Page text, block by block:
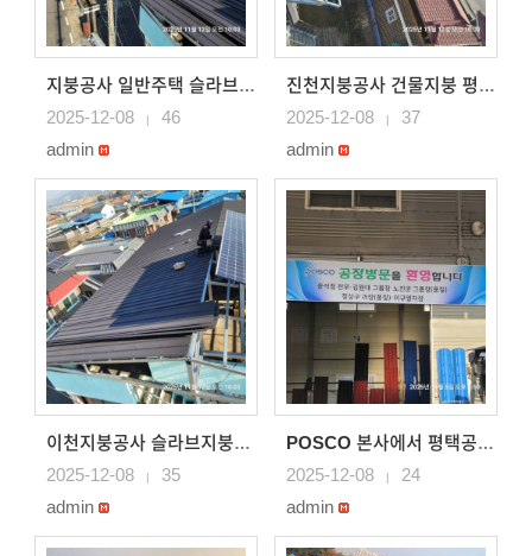
지붕공사 일반주택 슬라브지붕 포스코칼라강판 정품으로 시공
2025-12-08 |
46
admin
진천지붕공사 건물지붕 평기와골칼라강판으로 지붕시공 박공부분..
2025-12-08 |
37
admin
이천지붕공사 슬라브지붕에 쇠각목으로 거푸집작성후 징크로 ..
2025-12-08 |
35
admin
POSCO 본사에서 평택공장 방문을 환영합니다.
2025-12-08 |
24
admin